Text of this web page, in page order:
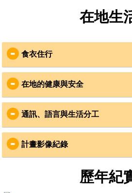
    故事的開始2004年南亞
大海嘯以及直至2009年才
結束近30年的內戰造成斯
仍有大筆外債待償還，故
斯國普遍存在資源分布不
足的情況
    故事的開始斯里蘭卡是
英
而
在地生
食衣住行
食：
在地Cooking Mama準備道地
白飯為主
飲用水為桶裝蒸餾水
過去團員的分享
衣：
斯里蘭卡信仰佛教，民風保守
有機會也可體驗當地女性傳統
在地的健康與安全
安全：
志工安全是VYA最重視的事
國際合作組織Inspire
織，已有4年合作經驗
斯里蘭卡社會風氣良善，在地
出團期間有VYA領隊及當地領
通訊、語言與生活分工
通訊：
服務社區在偏鄉地區，訊號不
傳簡訊代替國際電話聯繫
出團期間，VYA會協助寄送三
人，寄送時間點為：志工平安
計畫影像紀錄
錄
歷年紀